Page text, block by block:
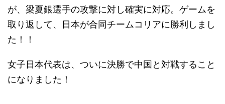
が、梁夏銀選手の攻撃に対し確実に対応。ゲームを
取り返して、日本が合同チームコリアに勝利しまし
た！！
女子日本代表は、ついに決勝で中国と対戦すること
になりました！